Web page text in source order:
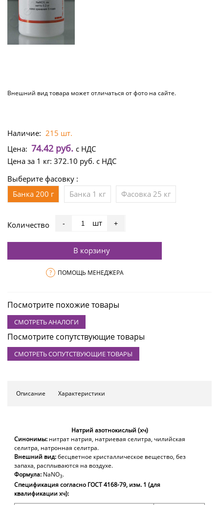
Внешний вид товара может отличаться от фото на сайте.
Наличие: 215 шт.
Цена: 74.42 руб. с НДС
Цена за 1 кг: 372.10 руб. с НДС
Выберите фасовку :
Банка 200 г
Банка 1 кг Фасовка 25 кг
Количество - шт +
В корзину
? ПОМОЩЬ МЕНЕДЖЕРА
Посмотрите похожие товары
СМОТРЕТЬ АНАЛОГИ
Посмотрите сопутствующие товары
СМОТРЕТЬ СОПУТСТВУЮЩИЕ ТОВАРЫ
Описание Характеристики
Натрий азотнокислый (хч)
Синонимы: нитрат натрия, натриевая селитра, чилийская
селитра, натронная селитра.
Внешний вид:бесцветное кристаллическое вещество, без
запаха, расплываются на воздухе.
Формула: NaNO3.
Спецификация согласно ГОСТ 4168-79, изм. 1 (для
квалификации хч):